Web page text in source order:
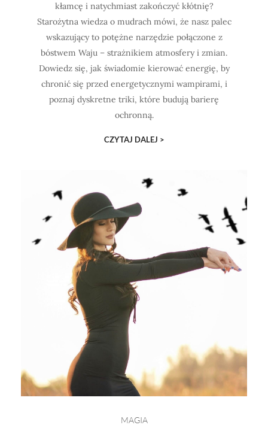
kłamcę i natychmiast zakończyć kłótnię?
Starożytna wiedza o mudrach mówi, że nasz palec
wskazujący to potężne narzędzie połączone z
bóstwem Waju – strażnikiem atmosfery i zmian.
Dowiedz się, jak świadomie kierować energię, by
chronić się przed energetycznymi wampirami, i
poznaj dyskretne triki, które budują barierę
ochronną.
CZYTAJ DALEJ >
MAGIA